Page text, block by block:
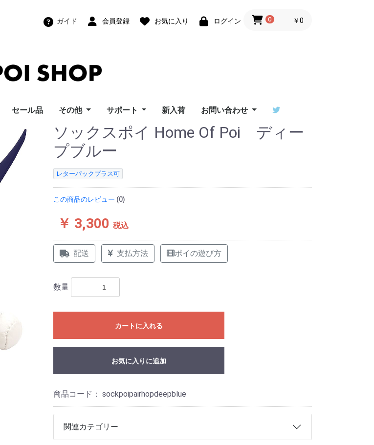
ガイド 会員登録 お気に入り ログイン 0 ￥0
イ（グラ
セール品 その他
パーツ
幾何学おもちゃ
機材レンタル
教則ビデオ
サポート
ポッドポイユーザーサ
ビジュアル/FT ユーザ
スピンボール/ワンデ
LT Composerダウン
ビジュアルポイ比較
新入荷 お問い合わせ
ご利用ガイド
特定商取引法に基づく
Flowtoys社製品の保
Lighttoys社製品の保
ビジュアルポイをご検
お問い合わせフォーム
出演依頼はポイラボへ
ソックスポイ Home Of Poi ディー
プブルー
レターパックプラス可
この商品のレビュー (0)
￥ 3,300税込
配送 支払方法 ポイの遊び方
数量
カートに入れる
お気に入りに追加
商品コード： sockpoipairhopdeepblue
関連カテゴリー